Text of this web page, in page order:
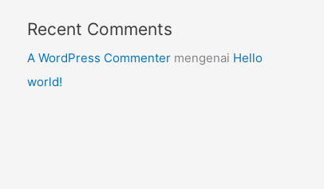
Recent Comments
A WordPress Commenter mengenai Hello
world!